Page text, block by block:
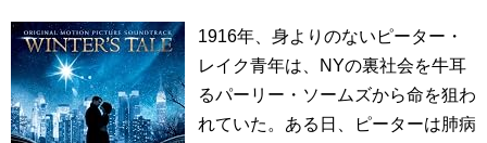
1916年、身よりのないピーター・
レイク青年は、NYの裏社会を牛耳
るパーリー・ソームズから命を狙わ
れていた。ある日、ピーターは肺病